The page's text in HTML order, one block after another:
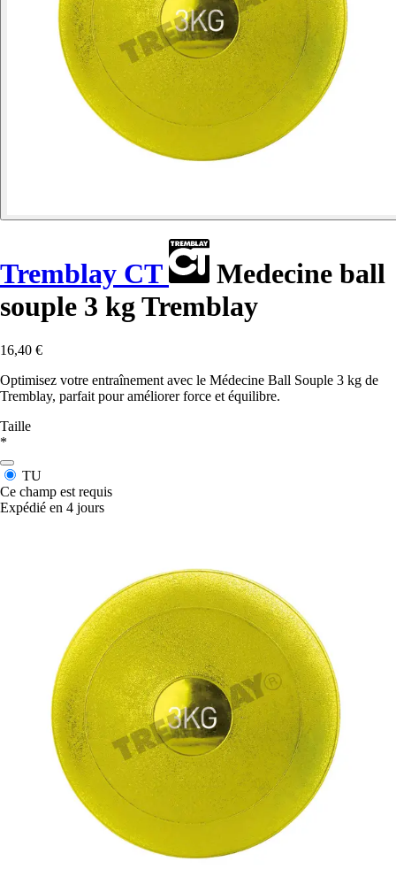
Tremblay CT
Medecine ball
souple 3 kg Tremblay
16,40 €
Optimisez votre entraînement avec le Médecine Ball Souple 3 kg de
Tremblay, parfait pour améliorer force et équilibre.
Taille
*
TU
Ce champ est requis
Expédié en 4 jours